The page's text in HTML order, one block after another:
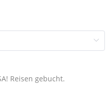
Reisen gebucht.